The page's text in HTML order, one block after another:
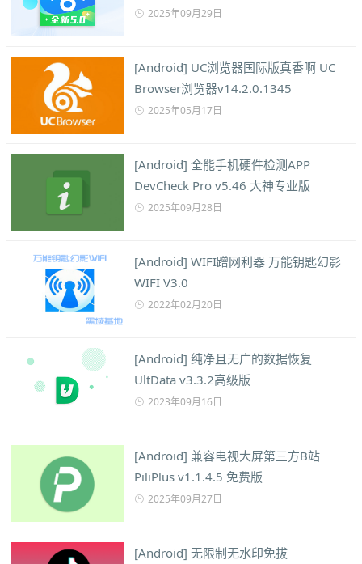
2025年09月29日
[Android] UC浏览器国际版真香啊 UC
Browser浏览器v14.2.0.1345
2025年05月17日
[Android] 全能手机硬件检测APP
DevCheck Pro v5.46 大神专业版
2025年09月28日
[Android] WIFI蹭网利器 万能钥匙幻影
WIFI V3.0
2022年02月20日
[Android] 纯净且无广的数据恢复
UltData v3.3.2高级版
2023年09月16日
[Android] 兼容电视大屏第三方B站
PiliPlus v1.1.4.5 免费版
2025年09月27日
[Android] 无限制无水印免拔